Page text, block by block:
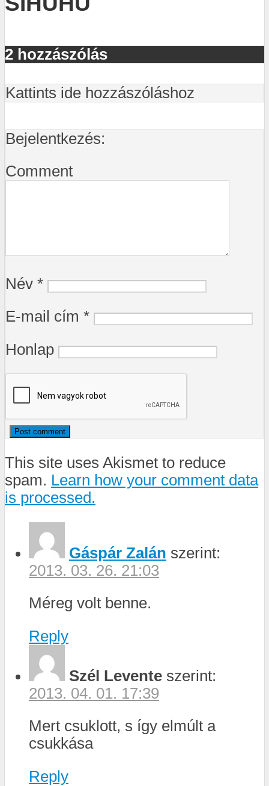
2 hozzászólás
Kattints ide hozzászóláshoz
Bejelentkezés:
Comment
Név *
E-mail cím *
Honlap
This site uses Akismet to reduce
spam. Learn how your comment data
is processed.
Gáspár Zalán szerint:
2013. 03. 26. 21:03
Méreg volt benne.
Reply
Szél Levente szerint:
2013. 04. 01. 17:39
Mert csuklott, s így elmúlt a
csukkása
Reply